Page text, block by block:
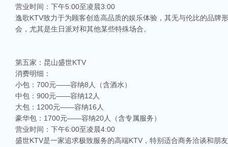
营业时间：下午5:00至凌晨3:00
逸歌KTV致力于为顾客创造高品质的娱乐体验，其无与伦比的品牌
会，尤其是生日派对和其他某些特殊场合。
第五家：昆山盛世KTV
消费明细：
小包：700元——容纳8人（含酒水）
中包：900元——容纳12人
大包：1200元——容纳16人
豪华包：1700元——容纳20人（含专属服务）
营业时间：下午6:00至凌晨4:00
盛世KTV是一家追求极致服务的高端KTV，特别适合商务洽谈和朋